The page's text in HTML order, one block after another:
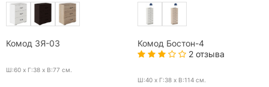
Комод 3Я-03
Ш:60 x Г:38 x В:77 см.
Комод Бостон-4
2 отзыва
Ш:40 x Г:38 x В:114 см.